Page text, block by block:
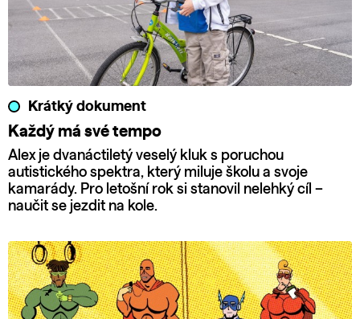
Krátký dokument
Každý má své tempo
Alex je dvanáctiletý veselý kluk s poruchou
autistického spektra, který miluje školu a svoje
kamarády. Pro letošní rok si stanovil nelehký cíl –
naučit se jezdit na kole.